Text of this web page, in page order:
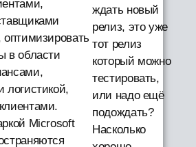
оптимизировать
в области
логистикой,
Microsoft
ждать новый
релиз, это уже
тот релиз
который можно
тестировать,
или надо ещё
подождать?
Насколько